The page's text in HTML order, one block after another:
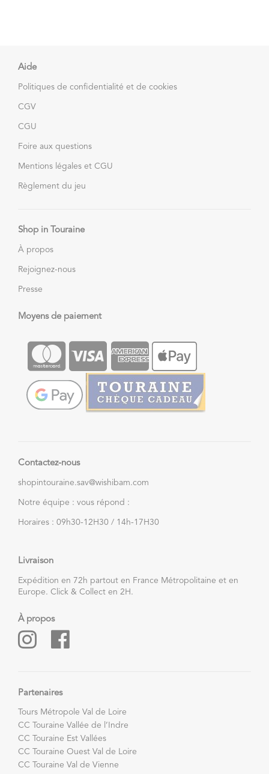
Aide
Politiques de confidentialité et de cookies
CGV
CGU
Foire aux questions
Mentions légales et CGU
Règlement du jeu
Shop in Touraine
À propos
Rejoignez-nous
Presse
Moyens de paiement
Contactez-nous
shopintouraine.sav@wishibam.com
Notre équipe : vous répond :
Horaires : 09h30-12H30 / 14h-17H30
Livraison
Expédition en 72h partout en France Métropolitaine et en
Europe. Click & Collect en 2H.
À propos
Partenaires
Tours Métropole Val de Loire
CC Touraine Vallée de l’Indre
CC Touraine Est Vallées
CC Touraine Ouest Val de Loire
CC Touraine Val de Vienne